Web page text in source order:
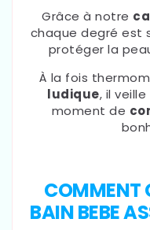
Grâce à notre
chaque degré est
protéger la
À la fois
ludique, il
moment de
COMMENT
BAIN BEBE